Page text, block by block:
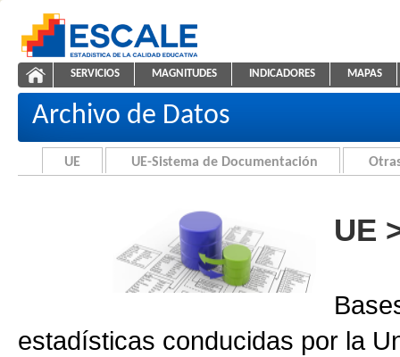
ESCALE - Unidad de Estadística Educativa
Archivo de Datos
NAVEGACIÓN
SERVICIOS MAGNITUDES INDICADORES MAPAS
Archivo de Datos
UE UE-Sistema de Documentación
UE
estadísticas conducidas por la